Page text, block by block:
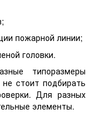
пожарной линии;
головки.
типоразмеры
стоит подбирать
Для разных
элементы.